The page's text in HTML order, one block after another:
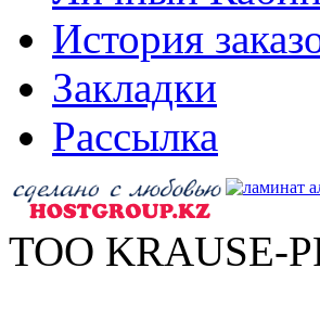
История
Закладки
Рассылка
ТОО KRAUSE-